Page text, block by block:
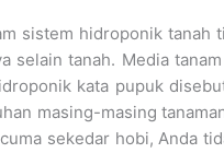
sistem hidroponik tanah
tanah. Media
kata pupuk
masing-masing
sekedar hobi, Anda